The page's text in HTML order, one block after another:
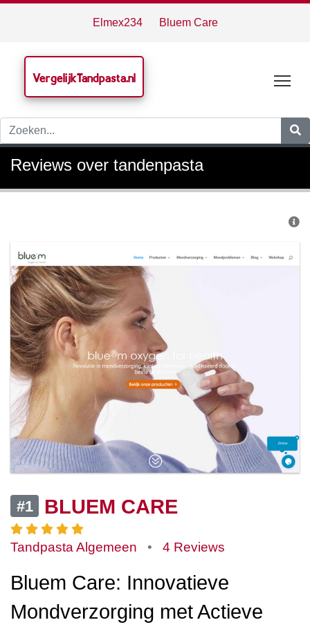
Elmex234 Bluem Care
VergelijkTandpasta.nl
Reviews over tandenpasta
#1 BLUEM CARE
Tandpasta Algemeen • 4 Reviews
Bluem Care: Innovatieve
Mondverzorging met Actieve